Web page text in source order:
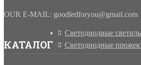
OUR E-MAIL: goodledforyou@gmail.cоm
КАТАЛОГ
Светодиодные
Светодиодные